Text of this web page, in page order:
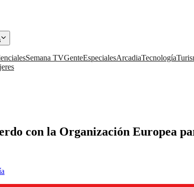
Semana TVGenteEspecialesArcadiaTecnología
con la Organización Europea